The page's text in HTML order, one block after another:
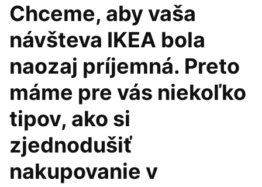
Chceme, aby vaša
návšteva IKEA bola
naozaj príjemná. Preto
máme pre vás niekoľko
tipov, ako si
zjednodušiť
nakupovanie v